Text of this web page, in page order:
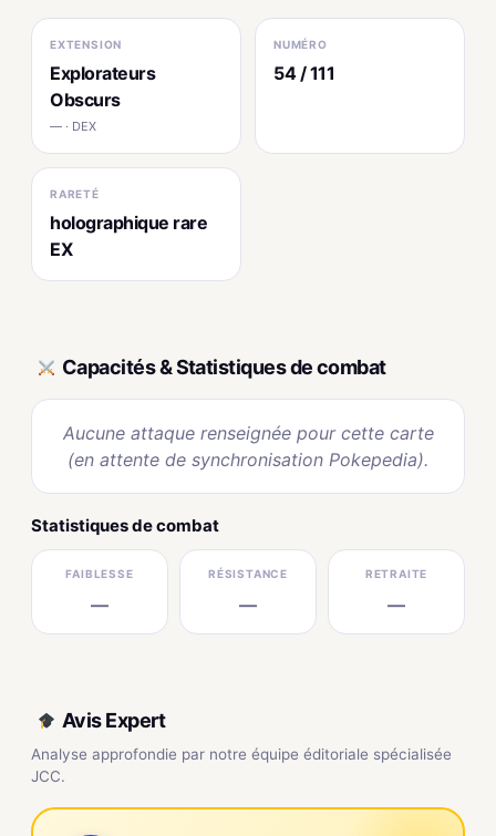
EXTENSION
Explorateurs
Obscurs
— · DEX
NUMÉRO
54 / 111
RARETÉ
holographique rare
EX
Capacités & Statistiques de combat
Aucune attaque renseignée pour cette carte
(en attente de synchronisation Pokepedia).
Statistiques de combat
FAIBLESSE
—
RÉSISTANCE
—
RETRAITE
—
Avis Expert
Analyse approfondie par notre équipe éditoriale spécialisée
JCC.